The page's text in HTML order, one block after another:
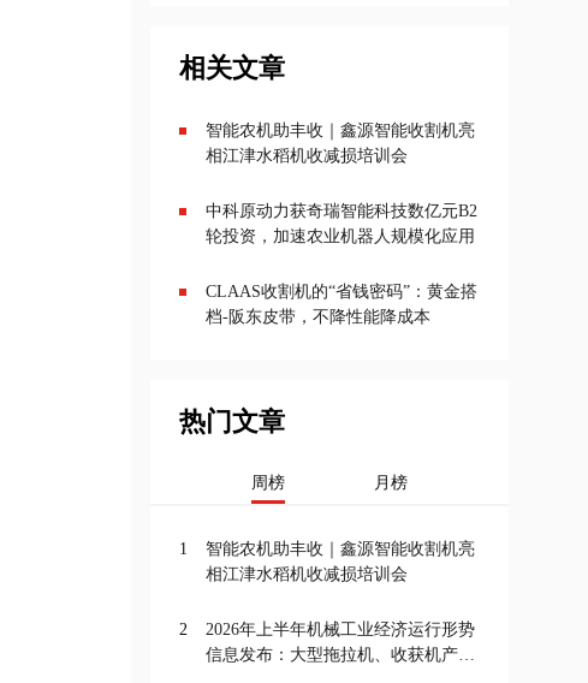
相关文章
智能农机助丰收｜鑫源智能收割机亮
相江津水稻机收减损培训会
中科原动力获奇瑞智能科技数亿元B2
轮投资，加速农业机器人规模化应用
CLAAS收割机的“省钱密码”：黄金搭
档-阪东皮带，不降性能降成本
热门文章
周榜 月榜
1
智能农机助丰收｜鑫源智能收割机亮
相江津水稻机收减损培训会
2
2026年上半年机械工业经济运行形势
信息发布：大型拖拉机、收获机产量